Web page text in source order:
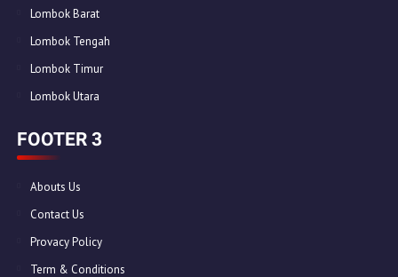
Lombok Barat
Lombok Tengah
Lombok Timur
Lombok Utara
FOOTER 3
Abouts Us
Contact Us
Provacy Policy
Term & Conditions